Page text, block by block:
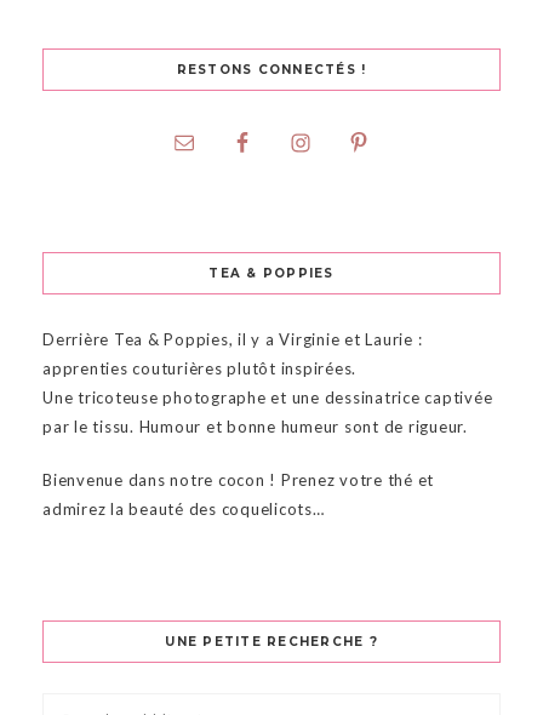
RESTONS CONNECTÉS !
TEA & POPPIES
Derrière Tea & Poppies, il y a Virginie et Laurie :
apprenties couturières plutôt inspirées.
Une tricoteuse photographe et une dessinatrice captivée
par le tissu. Humour et bonne humeur sont de rigueur.
Bienvenue dans notre cocon ! Prenez votre thé et
admirez la beauté des coquelicots…
UNE PETITE RECHERCHE ?